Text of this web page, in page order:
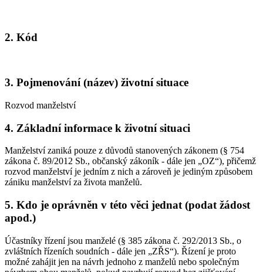
2. Kód
3. Pojmenování (název) životní situace
Rozvod manželství
4. Základní informace k životní situaci
Manželství zaniká pouze z důvodů stanovených zákonem (§ 754
zákona č. 89/2012 Sb., občanský zákoník - dále jen „OZ“), přičemž
rozvod manželství je jedním z nich a zároveň je jediným způsobem
zániku manželství za života manželů.
5. Kdo je oprávněn v této věci jednat (podat žádost
apod.)
Účastníky řízení jsou manželé (§ 385 zákona č. 292/2013 Sb., o
zvláštních řízeních soudních - dále jen „ZŘS“). Řízení je proto
možné zahájit jen na návrh jednoho z manželů nebo společným